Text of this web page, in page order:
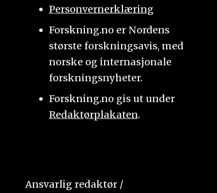
Personvernerklæring
Forskning.no er Nordens
største forskningsavis, med
norske og internasjonale
forskningsnyheter.
Forskning.no gis ut under
Redaktørplakaten.
Ansvarlig redaktør /